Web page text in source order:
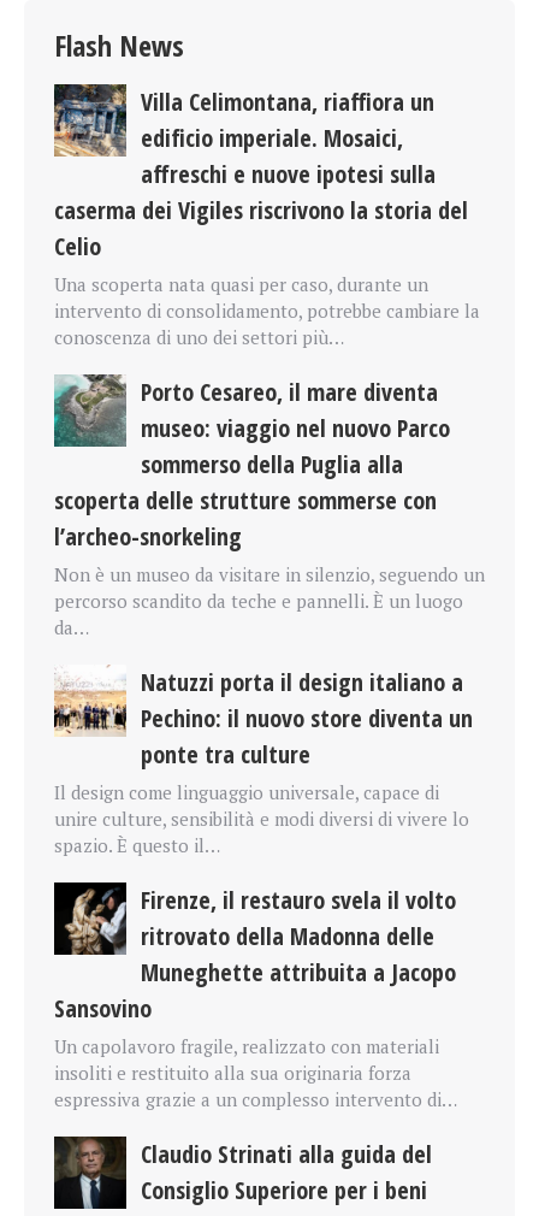
Flash News
Villa Celimontana, riaffiora un
edificio imperiale. Mosaici,
affreschi e nuove ipotesi sulla
caserma dei Vigiles riscrivono la storia del
Celio
Una scoperta nata quasi per caso, durante un
intervento di consolidamento, potrebbe cambiare la
conoscenza di uno dei settori più…
Porto Cesareo, il mare diventa
museo: viaggio nel nuovo Parco
sommerso della Puglia alla
scoperta delle strutture sommerse con
l’archeo-snorkeling
Non è un museo da visitare in silenzio, seguendo un
percorso scandito da teche e pannelli. È un luogo
da…
Natuzzi porta il design italiano a
Pechino: il nuovo store diventa un
ponte tra culture
Il design come linguaggio universale, capace di
unire culture, sensibilità e modi diversi di vivere lo
spazio. È questo il…
Firenze, il restauro svela il volto
ritrovato della Madonna delle
Muneghette attribuita a Jacopo
Sansovino
Un capolavoro fragile, realizzato con materiali
insoliti e restituito alla sua originaria forza
espressiva grazie a un complesso intervento di…
Claudio Strinati alla guida del
Consiglio Superiore per i beni